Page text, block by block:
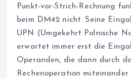
Punkt-vor-Strich-Rechnung
beim DM42 nicht. Seine
UPN (Umgekehrt Polnische
erwartet immer erst die
Operanden, die dann durch
Rechenoperation